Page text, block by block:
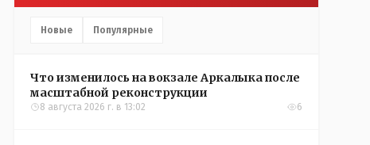
Новые Популярные
Что изменилось на вокзале Аркалыка после
масштабной реконструкции
8 августа 2026 г. в 13:02 6